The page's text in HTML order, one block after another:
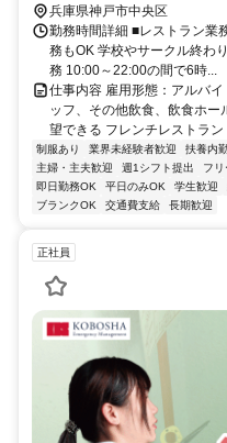
兵庫県神戸市中央区
勤務時間詳細 ■レストラン業
務もOK 学校やサークル終わ
務 10:00～22:00の間で6時...
仕事内容 雇用形態：アルバ
ッフ、その他飲食、飲食ホ
望できる フレンチレストラン
制服あり 業界未経験者歓迎 扶養内
主婦・主夫歓迎
週1シフト提出 フ
即日勤務OK
平日のみOK 学生歓迎
ブランクOK
交通費支給 長期歓迎
正社員